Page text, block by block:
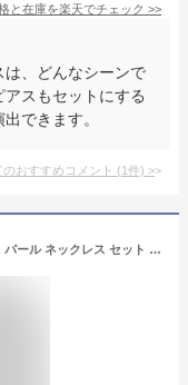
と在庫を楽天でチェック >>
、どんなシーンで
スもセットにする
できます。
のおすすめコメント (1件) >
【本日全品ポイント2倍】真珠 ネックレス パール ネックレス セット 冠婚葬祭 あこや 7ミリ 7.5ミリ 8ミリ 長さ 42cm イヤリング or ピアス 2点セット 日本製 7mm 7.5mm 8mm 入学 入園 卒業 卒園 プレゼント 誕生日 成人 結婚式 お葬式 法事 お祝い